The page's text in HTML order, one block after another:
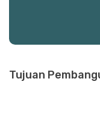
Tujuan